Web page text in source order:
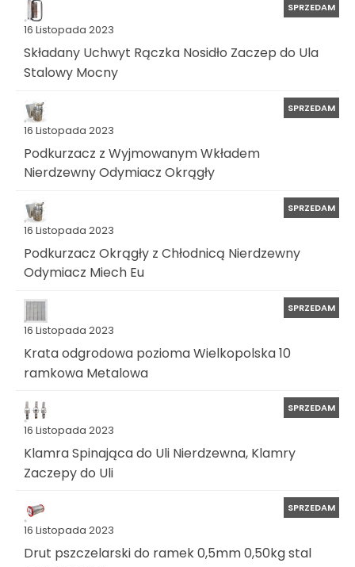
16 Listopada 2023
SPRZEDAM
Składany Uchwyt Rączka Nosidło Zaczep do Ula
Stalowy Mocny
16 Listopada 2023
SPRZEDAM
Podkurzacz z Wyjmowanym Wkładem
Nierdzewny Odymiacz Okrągły
16 Listopada 2023
SPRZEDAM
Podkurzacz Okrągły z Chłodnicą Nierdzewny
Odymiacz Miech Eu
16 Listopada 2023
SPRZEDAM
Krata odgrodowa pozioma Wielkopolska 10
ramkowa Metalowa
16 Listopada 2023
SPRZEDAM
Klamra Spinająca do Uli Nierdzewna, Klamry
Zaczepy do Uli
16 Listopada 2023
SPRZEDAM
Drut pszczelarski do ramek 0,5mm 0,50kg stal